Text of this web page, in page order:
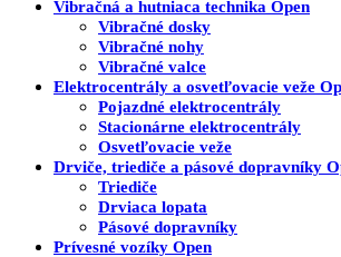
Vibračná a hutniaca technika Open
Vibračné dosky
Vibračné nohy
Vibračné valce
Elektrocentrály a osvetľovacie veže
Pojazdné elektrocentrály
Stacionárne elektrocentrály
Osvetľovacie veže
Drviče, triediče a pásové dopravníky
Triediče
Drviaca lopata
Pásové dopravníky
Prívesné vozíky Open